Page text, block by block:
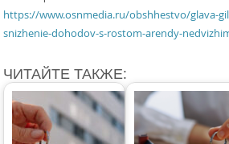
https://www.osnmedia.ru/obshhestvo/glava-
snizhenie-dohodov-s-rostom-arendy-
ЧИТАЙТЕ ТАКЖЕ: